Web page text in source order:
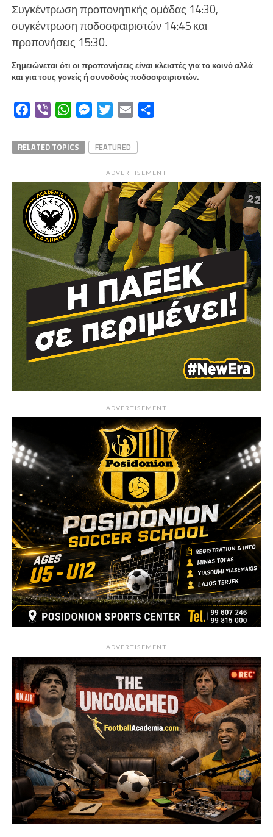
Συγκέντρωση προπονητικής ομάδας 14:30,
συγκέντρωση ποδοσφαιριστών 14:45 και
προπονήσεις 15:30.
Σημειώνεται ότι οι προπονήσεις είναι κλειστές για το κοινό αλλά
και για τους γονείς ή συνοδούς ποδοσφαιριστών.
Facebook
Viber WhatsAppMessengerTwitterEmail
RELATED TOPICS FEATURED
ADVERTISEMENT
ADVERTISEMENT
ADVERTISEMENT